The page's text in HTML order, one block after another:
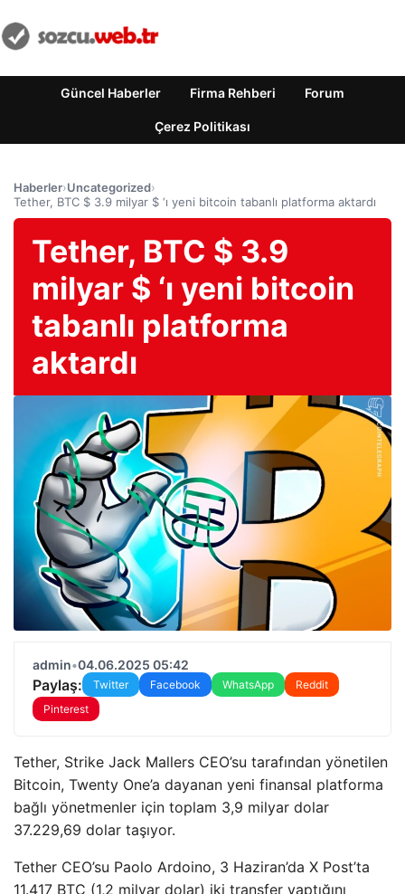
Güncel Haberler Firma Rehberi Forum
Çerez Politikası
Haberler›Uncategorized›
Tether, BTC $ 3.9 milyar $ ‘ı yeni bitcoin tabanlı platforma aktardı
Tether, BTC $ 3.9
milyar $ ‘ı yeni bitcoin
tabanlı platforma
aktardı
admin•04.06.2025 05:42
Paylaş: Twitter Facebook WhatsApp
Reddit
Pinterest
Tether, Strike Jack Mallers CEO’su tarafından yönetilen
Bitcoin, Twenty One’a dayanan yeni finansal platforma
bağlı yönetmenler için toplam 3,9 milyar dolar
37.229,69 dolar taşıyor.
Tether CEO’su Paolo Ardoino, 3 Haziran’da X Post’ta
11.417 BTC (1,2 milyar dolar) iki transfer yaptığını